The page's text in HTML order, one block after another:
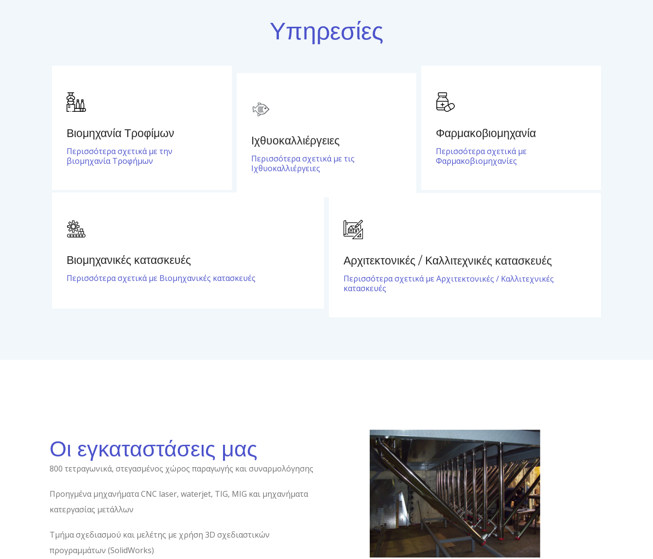
Υπηρεσίες
Βιομηχανία Τροφίμων
Περισσότερα σχετικά με την
βιομηχανία Τροφήμων
Ιχθυοκαλλιέργειες
Περισσότερα σχετικά με τις
Ιχθυοκαλλιέργειες
Φαρμακοβιομηχανία
Περισσότερα σχετικά με
Φαρμακοβιομηχανίες
Βιομηχανικές κατασκευές
Περισσότερα σχετικά με Βιομηχανικές κατασκευές
Αρχιτεκτονικές / Καλλιτεχνικές κατασκευές
Περισσότερα σχετικά με Αρχιτεκτονικές / Καλλιτεχνικές
κατασκευές
Οι εγκαταστάσεις μας
800 τετραγωνικά, στεγασμένος χώρος παραγωγής και συναρμολόγησης
Προηγμένα μηχανήματα CNC laser, waterjet, TIG, MIG και μηχανήματα
κατεργασίας μετάλλων
Τμήμα σχεδιασμού και μελέτης με χρήση 3D σχεδιαστικών
προγραμμάτων (SolidWorks)